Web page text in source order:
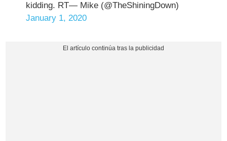
kidding. RT— Mike (@TheShiningDown)
January 1, 2020